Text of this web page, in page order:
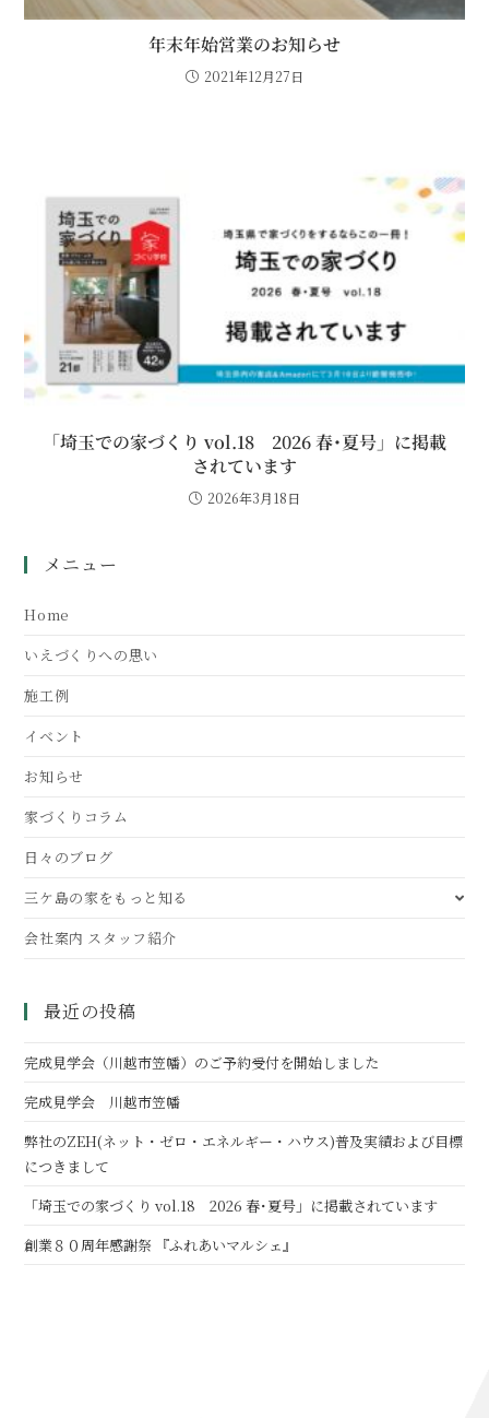
年末年始営業のお知らせ
2021年12月27日
「埼玉での家づくり vol.18 2026 春･夏号」に掲載
されています
2026年3月18日
メニュー
Home
いえづくりへの思い
施工例
イベント
お知らせ
家づくりコラム
日々のブログ
三ケ島の家をもっと知る
会社案内 スタッフ紹介
最近の投稿
完成見学会（川越市笠幡）のご予約受付を開始しました
完成見学会 川越市笠幡
弊社のZEH(ネット・ゼロ・エネルギー・ハウス)普及実績および目標
につきまして
「埼玉での家づくり vol.18 2026 春･夏号」に掲載されています
創業８０周年感謝祭 『ふれあいマルシェ』